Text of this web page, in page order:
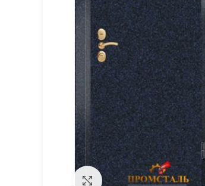
Click to enlarge